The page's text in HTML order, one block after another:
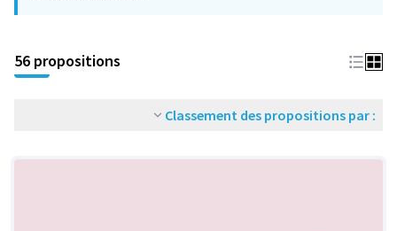
56 propositions
Classement des propositions par :